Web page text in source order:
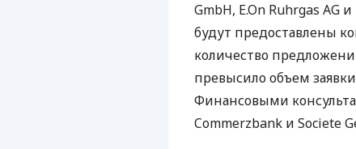
GmbH, E.On Ruhrgas AG
будут предоставлены
количество
превысило объем
Финансовыми
Commerzbank и Societe